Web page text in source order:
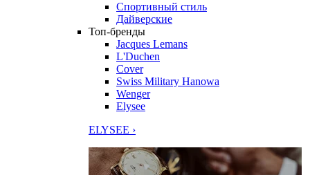
Спортивный стиль
Дайверские
Топ-бренды
Jacques Lemans
L'Duchen
Cover
Swiss Military Hanowa
Wenger
Elysee
ELYSEE ›